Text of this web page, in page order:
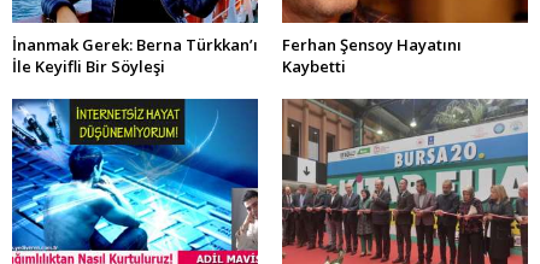
İnanmak Gerek: Berna Türkkan’ı
İle Keyifli Bir Söyleşi
Ferhan Şensoy Hayatını
Kaybetti